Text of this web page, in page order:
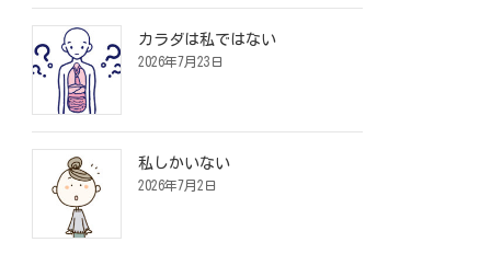
カラダは私ではない
2026年7月23日
私しかいない
2026年7月2日